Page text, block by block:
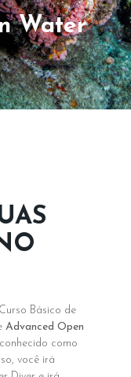
Water
Básico de
Advanced Open
como
você irá